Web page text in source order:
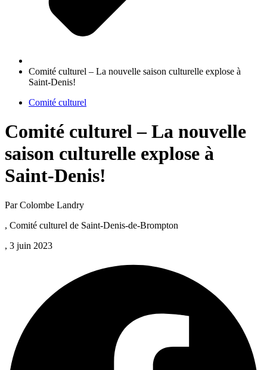
Comité culturel – La nouvelle saison culturelle explose à
Saint-Denis!
Comité culturel
Comité culturel – La nouvelle
saison culturelle explose à
Saint-Denis!
Par Colombe Landry
, Comité culturel de Saint-Denis-de-Brompton
, 3 juin 2023